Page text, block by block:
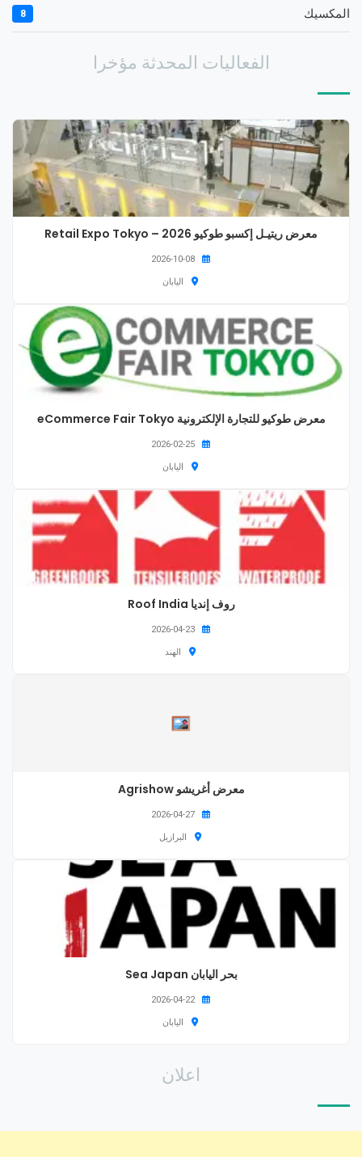
المكسيك 8
الفعاليات المحدثة مؤخرا
معرض ريتيـل إكسبو طوكيو 2026 – Retail Expo Tokyo
اليابان
معرض طوكيو للتجارة الإلكترونية eCommerce Fair Tokyo
اليابان
روف إنديا Roof India
الهند
معرض أغريشو Agrishow
البرازيل
بحر اليابان Sea Japan
2026-04-22
اليابان
اعلان